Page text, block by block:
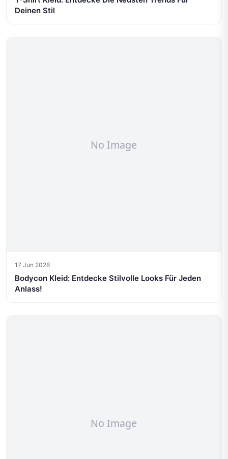
Deinen Stil
17 Jun 2026
Bodycon Kleid: Entdecke Stilvolle Looks Für Jeden
Anlass!